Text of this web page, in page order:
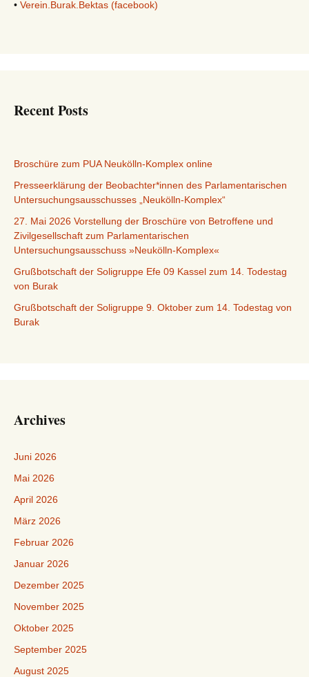
• Verein.Burak.Bektas (facebook)
Recent Posts
Broschüre zum PUA Neukölln-Komplex online
Presseerklärung der Beobachter*innen des Parlamentarischen
Untersuchungsausschusses „Neukölln-Komplex“
27. Mai 2026 Vorstellung der Broschüre von Betroffene und
Zivilgesellschaft zum Parlamentarischen
Untersuchungsausschuss »Neukölln-Komplex«
Grußbotschaft der Soligruppe Efe 09 Kassel zum 14. Todestag
von Burak
Grußbotschaft der Soligruppe 9. Oktober zum 14. Todestag von
Burak
Archives
Juni 2026
Mai 2026
April 2026
März 2026
Februar 2026
Januar 2026
Dezember 2025
November 2025
Oktober 2025
September 2025
August 2025